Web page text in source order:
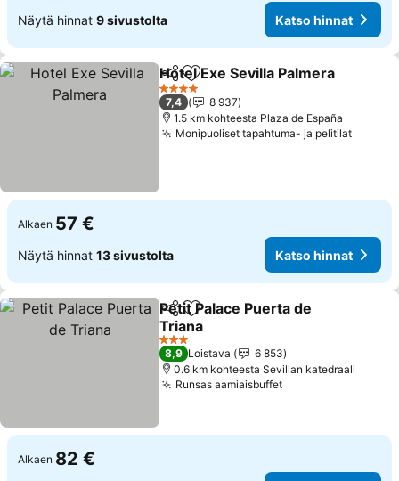
Näytä hinnat 9 sivustolta Katso hinnat
Jaa Lisää suosikkeihin
Hotel Exe Sevilla Palmera
4 Tähtiluokitus
7,4
8 937
1.5 km kohteesta Plaza de España
Monipuoliset tapahtuma- ja pelitilatKatso
Alkaen 57 €
Näytä hinnat 13 sivustolta Katso hinnat
Jaa Lisää suosikkeihin
Petit Palace Puerta de
Triana
Katso hinnat
3 Tähtiluokitus
8,9 Loistava
6 853
0.6 km kohteesta Sevillan katedraali
Runsas aamiaisbuffetKatso hinnat
Alkaen 82 €